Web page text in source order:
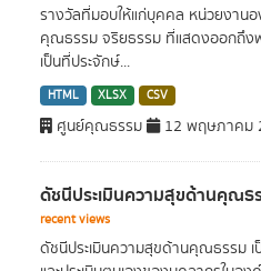
รางวัลที่มอบให้แก่บุคคล หน่วยงาน
คุณธรรม จริยธรรม ที่แสดงออกถึ
เป็นที่ประจักษ์...
HTML XLSX CSV
ศูนย์คุณธรรม 12 พฤษภาคม
ดัชนีประเมินความสุขด้านคุณธ
recent views
ดัชนีประเมินความสุขด้านคุณธรรม เ